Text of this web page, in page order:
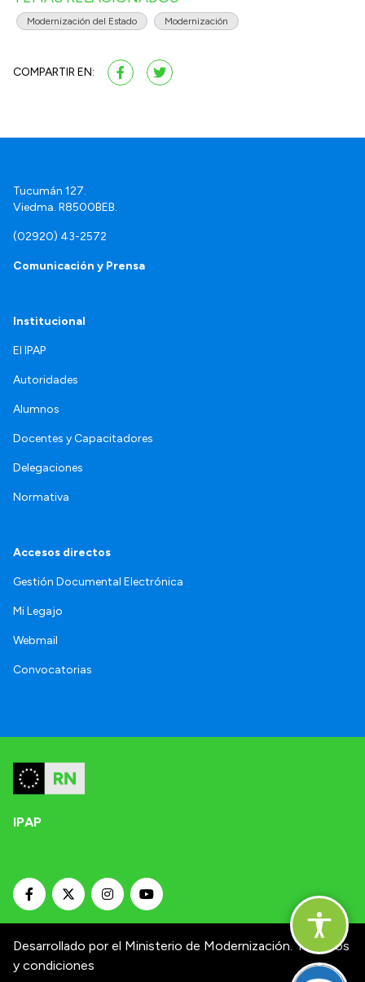
Modernización del Estado Modernización
COMPARTIR EN:
Tucumán 127.
Viedma. R8500BEB.
(02920) 43-2572
Comunicación y Prensa
Institucional
El IPAP
Autoridades
Alumnos
Docentes y Capacitadores
Delegaciones
Normativa
Accesos directos
Gestión Documental Electrónica
Mi Legajo
Webmail
Convocatorias
IPAP
Desarrollado por el Ministerio de Modernización. Términos
y condiciones